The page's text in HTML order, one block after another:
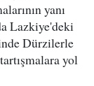
yanı
Lazkiye'deki
Dürzilerle
yol